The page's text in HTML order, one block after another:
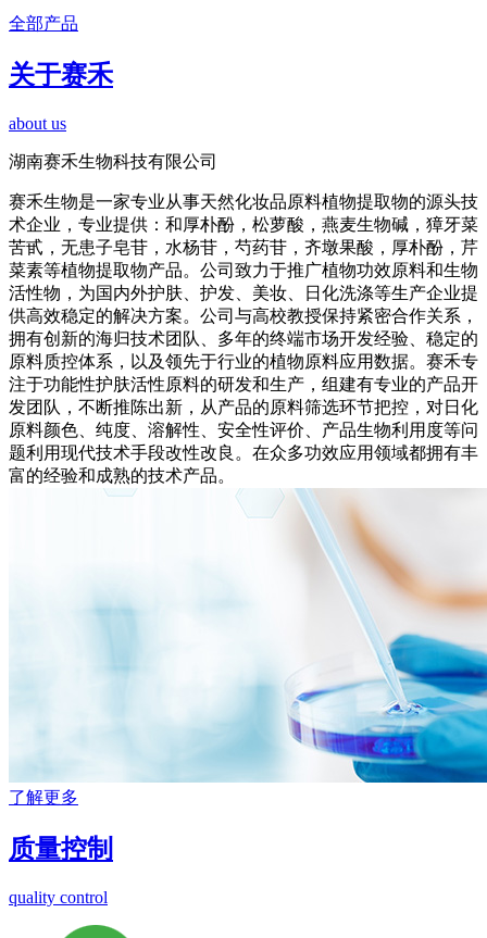
全部产品
关于赛禾
about us
湖南赛禾生物科技有限公司
赛禾生物是一家专业从事天然化妆品原料植物提取物的源头技
术企业，专业提供：和厚朴酚，松萝酸，燕麦生物碱，獐牙菜
苦甙，无患子皂苷，水杨苷，芍药苷，齐墩果酸，厚朴酚，芹
菜素等植物提取物产品。公司致力于推广植物功效原料和生物
活性物，为国内外护肤、护发、美妆、日化洗涤等生产企业提
供高效稳定的解决方案。公司与高校教授保持紧密合作关系，
拥有创新的海归技术团队、多年的终端市场开发经验、稳定的
原料质控体系，以及领先于行业的植物原料应用数据。赛禾专
注于功能性护肤活性原料的研发和生产，组建有专业的产品开
发团队，不断推陈出新，从产品的原料筛选环节把控，对日化
原料颜色、纯度、溶解性、安全性评价、产品生物利用度等问
题利用现代技术手段改性改良。在众多功效应用领域都拥有丰
富的经验和成熟的技术产品。
了解更多
质量控制
quality control